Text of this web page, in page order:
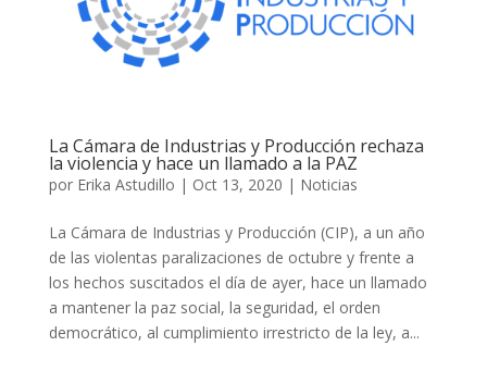
La Cámara de Industrias y Producción rechaza
la violencia y hace un llamado a la PAZ
por Erika Astudillo | Oct 13, 2020 | Noticias
La Cámara de Industrias y Producción (CIP), a un año
de las violentas paralizaciones de octubre y frente a
los hechos suscitados el día de ayer, hace un llamado
a mantener la paz social, la seguridad, el orden
democrático, al cumplimiento irrestricto de la ley, a...